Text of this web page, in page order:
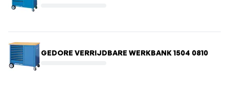
GEDORE VERRIJDBARE WERKBANK 1504 0810